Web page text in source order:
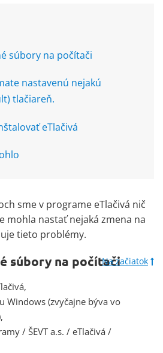
súbory na počítači
nastavenú nejakú
tlačiareň.
eTlačivá
sme v programe eTlačivá nič
mohla nastať nejaká zmena na
tieto problémy.
súbory na počítačiNa začiatok
Windows (zvyčajne býva vo
/ ŠEVT a.s. / eTlačivá /